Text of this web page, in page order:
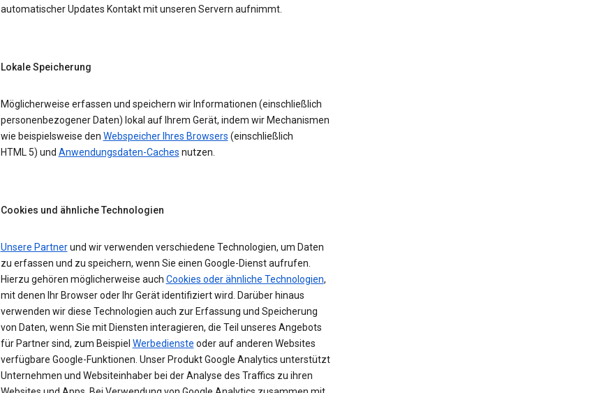
automatischer Updates Kontakt mit unseren Servern aufnimmt.
Lokale Speicherung
Möglicherweise erfassen und speichern wir Informationen (einschließlich
personenbezogener Daten) lokal auf Ihrem Gerät, indem wir Mechanismen
wie beispielsweise den Webspeicher Ihres Browsers (einschließlich
HTML 5) und Anwendungsdaten-Caches nutzen.
Cookies und ähnliche Technologien
Unsere Partnerund wir verwenden verschiedene Technologien, um Daten
zu erfassen und zu speichern, wenn Sie einen Google-Dienst aufrufen.
Hierzu gehören möglicherweise auch Cookies oder ähnliche Technologien,
mit denen Ihr Browser oder Ihr Gerät identifiziert wird. Darüber hinaus
verwenden wir diese Technologien auch zur Erfassung und Speicherung
von Daten, wenn Sie mit Diensten interagieren, die Teil unseres Angebots
für Partner sind, zum Beispiel Werbedienste oder auf anderen Websites
verfügbare Google-Funktionen. Unser Produkt Google Analytics unterstützt
Unternehmen und Websiteinhaber bei der Analyse des Traffics zu ihren